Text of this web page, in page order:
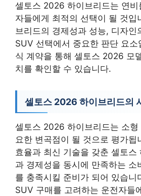
셀토스 2026 하이브리드는 연비
자들에게 최적의 선택이 될 것입
브리드의 경제성과 성능, 디자인
SUV 선택에서 중요한 판단 요
식 계약을 통해 셀토스 2026 모
치를 확인할 수 있습니다.
셀토스 2026 하이브리드의
셀토스 2026 하이브리드는 소
요한 변곡점이 될 것으로 평가됩
효율과 최신 기술을 갖춘 셀토스
과 경제성을 동시에 만족하는 소
를 충족시킬 준비가 되어 있습니
SUV 구매를 고려하는 운전자들